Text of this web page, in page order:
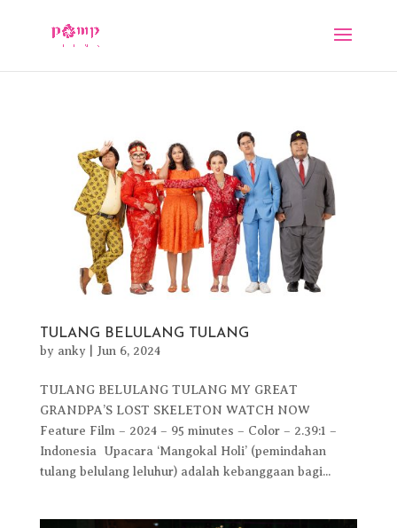
TULANG BELULANG TULANG
by anky Jun 6, 2024
TULANG BELULANG TULANG MY GREAT
GRANDPA’S LOST SKELETON WATCH NOW
Feature Film – 2024 – 95 minutes – Color – 2.39:1 –
Indonesia Upacara ‘Mangokal Holi’ (pemindahan
tulang belulang leluhur) adalah kebanggaan bagi...